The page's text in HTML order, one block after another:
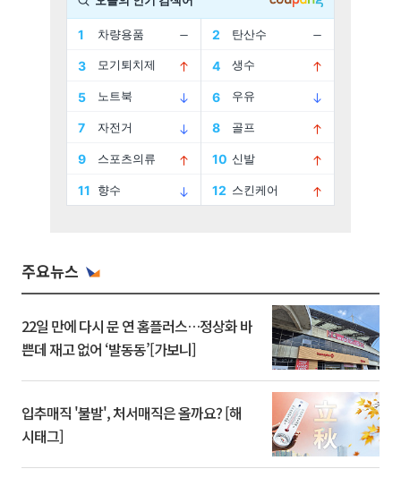
주요뉴스
22일 만에 다시 문 연 홈플러스…정상화 바
쁜데 재고 없어 ‘발동동’[가보니]
입추매직 '불발', 처서매직은 올까요? [해
시태그]